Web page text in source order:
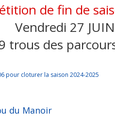
de fin de
Vendredi 27
trous des
pour cloturer la saison 2024-2025
du Manoir